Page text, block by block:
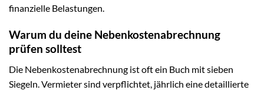
finanzielle Belastungen.
Warum du deine Nebenkostenabrechnung
prüfen solltest
Die Nebenkostenabrechnung ist oft ein Buch mit sieben
Siegeln. Vermieter sind verpflichtet, jährlich eine detaillierte